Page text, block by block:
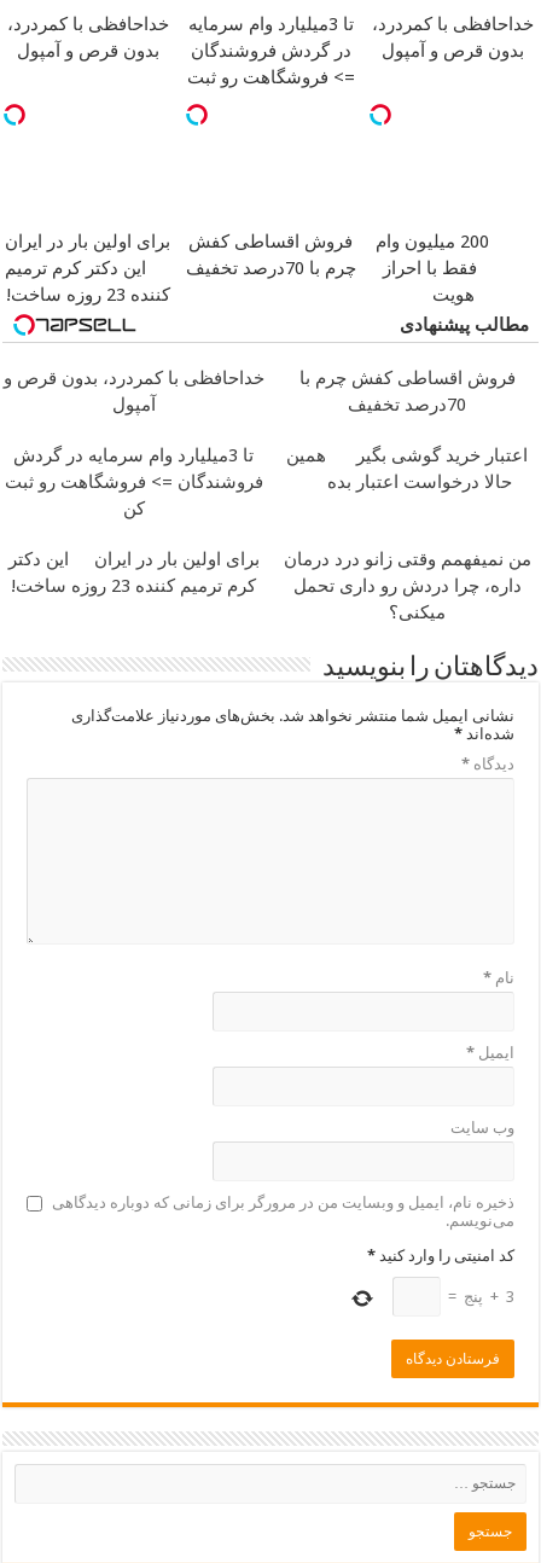
خداحافظی با کمردرد،
بدون قرص و آمپول
تا 3میلیارد وام سرمایه
در گردش فروشندگان
=> فروشگاهت رو ثبت
خداحافظی با کمردرد،
بدون قرص و آمپول
200 میلیون وام
فقط با احراز
هویت
فروش اقساطی کفش
چرم با 70درصد تخفیف
برای اولین بار در ایران
این دکتر کرم ترمیم
کننده 23 روزه ساخت!
مطالب پیشنهادی
فروش اقساطی کفش چرم با
70درصد تخفیف
خداحافظی با کمردرد، بدون قرص و
آمپول
اعتبار خرید گوشی بگیر
همین
حالا درخواست اعتبار بده
تا 3میلیارد وام سرمایه در گردش
فروشندگان => فروشگاهت رو ثبت
کن
من نمیفهمم وقتی زانو درد درمان
داره، چرا دردش رو داری تحمل
میکنی؟
برای اولین بار در ایران
این دکتر
کرم ترمیم کننده 23 روزه ساخت!
دیدگاهتان را بنویسید
نشانی ایمیل شما منتشر نخواهد شد. بخش‌های موردنیاز علامت‌گذاری
شده‌اند*
دیدگاه*
نام*
ایمیل*
وب‌ سایت
ذخیره نام، ایمیل و وبسایت من در مرورگر برای زمانی که دوباره دیدگاهی
می‌نویسم.
کد امنیتی را وارد کنید *
3
+ پنج =